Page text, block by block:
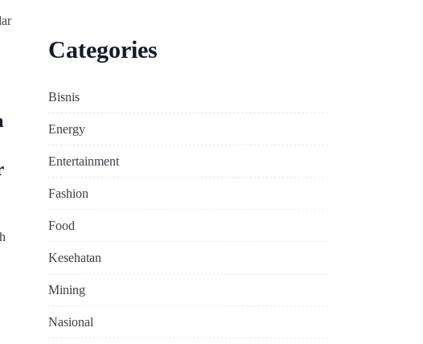
Categories
Bisnis
Energy
Entertainment
Fashion
Food
Kesehatan
Mining
Nasional